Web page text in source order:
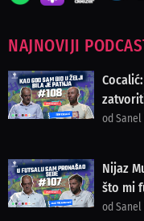
NAJNOVIJI
od Sanel
Nijaz
što mi
od Sanel